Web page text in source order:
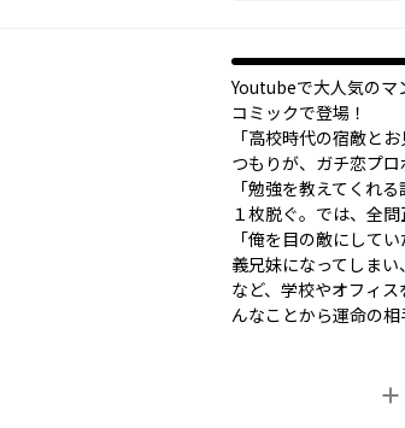
Youtubeで大人気のマ
コミックで登場！
「高校時代の宿敵と
つもりが、ガチ恋プロ
「勉強を教えてくれ
１枚脱ぐ。では、全問
「俺を目の敵にして
義兄妹になってしま
など、学校やオフィ
んなことから運命の